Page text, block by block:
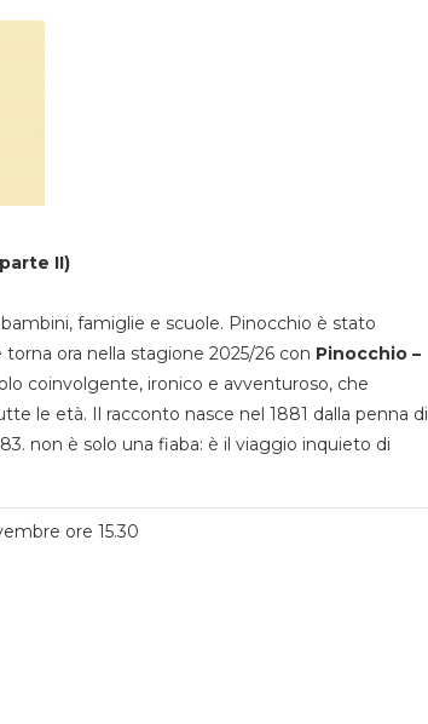
II)
famiglie e scuole. Pinocchio è stato
ora nella stagione 2025/26 con Pinocchio –
coinvolgente, ironico e avventuroso, che
le età. Il racconto nasce nel 1881 dalla penna di
non è solo una fiaba: è il viaggio inquieto di
ore 15.30